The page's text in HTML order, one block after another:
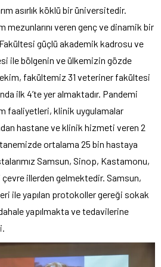
asırlık köklü bir üniversitedir.
mezunlarını veren genç ve dinamik bir
güçlü akademik kadrosu ve
ile bölgenin ve ülkemizin gözde
fakültemiz 31 veteriner fakültesi
ilk 4’te yer almaktadır. Pandemi
faaliyetleri, klinik uygulamalar
hastane ve klinik hizmeti veren 2
ortalama 25 bin hastaya
Samsun, Sinop, Kastamonu,
illerden gelmektedir. Samsun,
ile yapılan protokoller gereği sokak
yapılmakta ve tedavilerine